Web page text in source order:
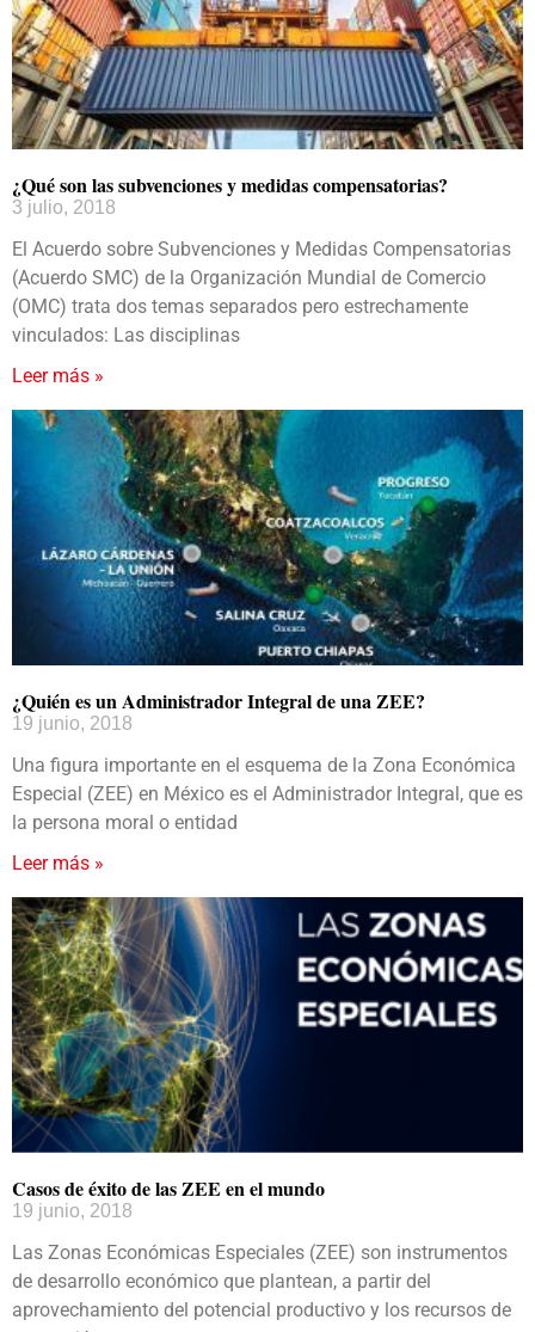
¿Qué son las subvenciones y medidas compensatorias?
3 julio, 2018
El Acuerdo sobre Subvenciones y Medidas Compensatorias
(Acuerdo SMC) de la Organización Mundial de Comercio
(OMC) trata dos temas separados pero estrechamente
vinculados: Las disciplinas
Leer más »
¿Quién es un Administrador Integral de una ZEE?
19 junio, 2018
Una figura importante en el esquema de la Zona Económica
Especial (ZEE) en México es el Administrador Integral, que es
la persona moral o entidad
Leer más »
Casos de éxito de las ZEE en el mundo
19 junio, 2018
Las Zonas Económicas Especiales (ZEE) son instrumentos
de desarrollo económico que plantean, a partir del
aprovechamiento del potencial productivo y los recursos de